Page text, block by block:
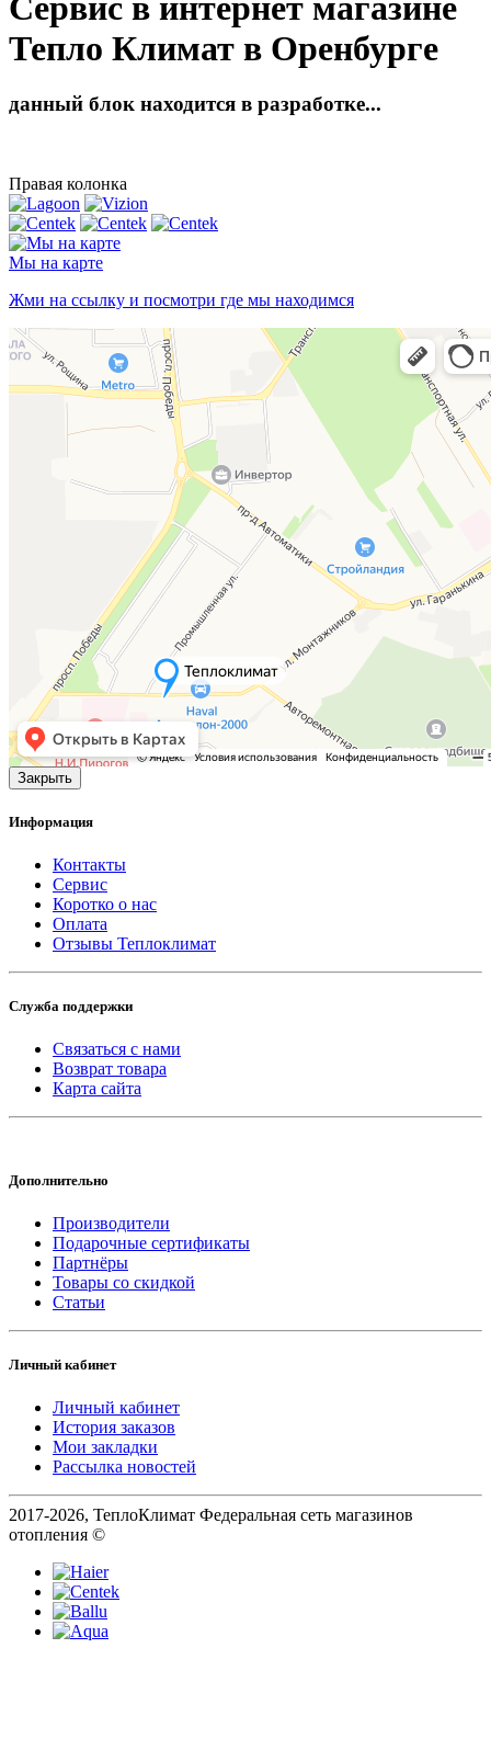
Тепло Климат в Оренбурге
данный блок находится в разработке...
Правая колонка
Мы на карте
Жми на ссылку и посмотри где мы находимся
Закрыть
Информация
Контакты
Сервис
Коротко о нас
Оплата
Отзывы Теплоклимат
Служба поддержки
Связаться с нами
Возврат товара
Карта сайта
Дополнительно
Производители
Подарочные сертификаты
Партнёры
Товары со скидкой
Статьи
Личный кабинет
Личный кабинет
История заказов
Мои закладки
Рассылка новостей
2017-2026, ТеплоКлимат Федеральная сеть магазинов
отопления ©